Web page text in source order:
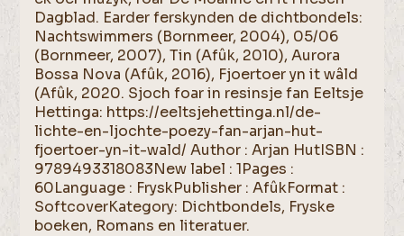
Dagblad. Earder ferskynden de dichtbondels:
Nachtswimmers (Bornmeer, 2004), 05/06
(Bornmeer, 2007), Tin (Afûk, 2010), Aurora
Bossa Nova (Afûk, 2016), Fjoertoer yn it wâld
(Afûk, 2020. Sjoch foar in resinsje fan Eeltsje
Hettinga: https://eeltsjehettinga.nl/de-
lichte-en-ljochte-poezy-fan-arjan-hut-
fjoertoer-yn-it-wald/ Author : Arjan HutISBN :
9789493318083New label : 1Pages :
60Language : FryskPublisher : AfûkFormat :
SoftcoverKategory: Dichtbondels, Fryske
boeken, Romans en literatuer.